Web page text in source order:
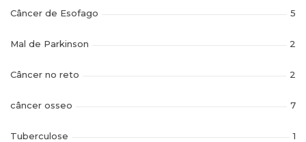
Câncer de Esofago 5
Mal de Parkinson 2
Câncer no reto 2
câncer osseo 7
Tuberculose 1